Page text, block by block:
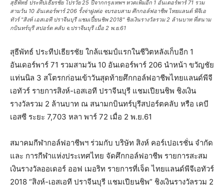
สุธีพัทธ์ ประทีปเธียรชัย โปรวัย 25 ปีจากกรุงเทพฯ หวดเพิ่มอีก 1 อันเดอร์พาร์ 71 รวม
สามวัน 10 อันเดอร์พาร์ 206 รั้งจ่าฝูงต่อ จบรอบสาม ศึกกอล์ฟอาชีพ ไทยแลนด์ พีจีเอ
ทัวร์ "สิงห์ เอสเอที ปราจีนบุรี แชมเปี้ยนชิพ 2018" ชิงเงินรางวัลรวม 2 ล้านบาท ที่สนาม
กบินทร์บุรี สปอร์ต คลับ จ.ปราจีนบุรี เมื่อ 2 พ.ย.61
สุธีพัทธ์ ประทีปเธียรชัย ใกล้แชมป์แรกในชีวิตหลังเก็บอีก 1
อันเดอร์พาร์ 71 รวมสามวัน 10 อันเดอร์พาร์ 206 นำหน้า ขวัญชัย
แท่นนิล 3 สโตรกก่อนเข้าวันสุดท้ายศึกกอล์ฟอาชีพไทยแลนด์พีจี
เอทัวร์ รายการสิงห์-เอสเอที ปราจีนบุรี แชมเปียนชิพ ชิงเงิน
รางวัลรวม 2 ล้านบาท ณ สนามกบินทร์บุรีสปอร์ตคลับ หรือ เคบี
เอสซี ระยะ 7,703 หลา พาร์ 72 เมื่อ 2 พ.ย.61
สมาคมกีฬากอล์ฟอาชีพฯ ร่วมกับ บริษัท สิงห์ คอร์เปอเรชั่น จำกัด
และ การกีฬาแห่งประเทศไทย จัดศึกกอล์ฟอาชีพ รายการสะสม
เงินรางวัลออเดอร์ ออฟ เมอริท รายการที่เจ็ด ไทยแลนด์พีจีเอทัวร์
2018 “สิงห์-เอสเอที ปราจีนบุรี แชมเปียนชิพ” ชิงเงินรางวัลรวม 2